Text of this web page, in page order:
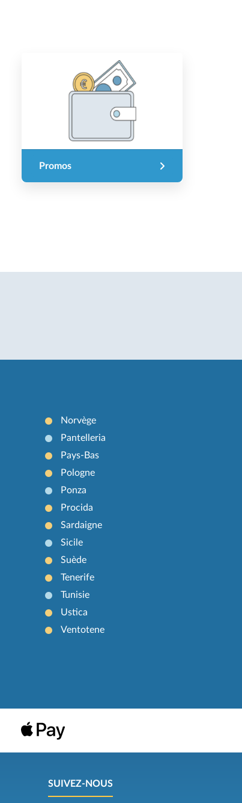
Promos
Norvège
Pantelleria
Pays-Bas
Pologne
Ponza
Procida
Sardaigne
Sicile
Suède
Tenerife
Tunisie
Ustica
Ventotene
SUIVEZ-NOUS